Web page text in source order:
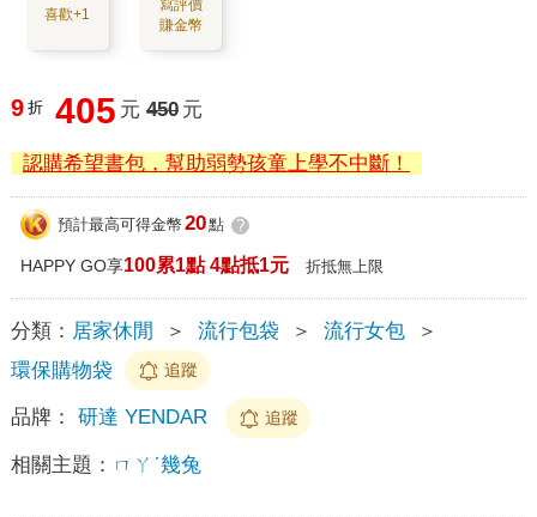
喜歡+1
寫評價
賺金幣
9 折 405 元 450 元
認購希望書包，幫助弱勢孩童上學不中斷！
預計最高可得金幣 20點 ?
HAPPY GO享100累1點 4點抵1元 折抵無上限
分類： 居家休閒 ＞ 流行包袋 ＞ 流行女包
＞
環保購物袋
追蹤
品牌： 研達 YENDAR 追蹤
相關主題： ㄇㄚˊ幾兔